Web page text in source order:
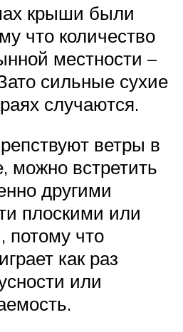
крыши были
что количество
местности –
сильные сухие
случаются.
ветры в
можно встретить
другими
плоскими или
потому что
как раз
или